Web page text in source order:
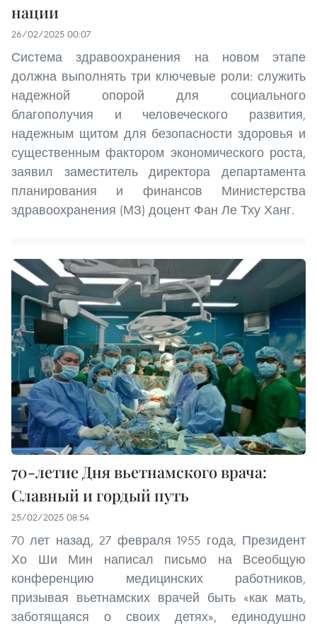
нации
26/02/2025 00:07
Система здравоохранения на новом этапе
должна выполнять три ключевые роли: служить
надежной опорой для социального
благополучия и человеческого развития,
надежным щитом для безопасности здоровья и
существенным фактором экономического роста,
заявил заместитель директора департамента
планирования и финансов Министерства
здравоохранения (МЗ) доцент Фан Ле Тху Ханг.
70-летие Дня вьетнамского врача:
Славный и гордый путь
25/02/2025 08:54
70 лет назад, 27 февраля 1955 года, Президент
Хо Ши Мин написал письмо на Всеобщую
конференцию медицинских работников,
призывая вьетнамских врачей быть «как мать,
заботящаяся о своих детях», единодушно